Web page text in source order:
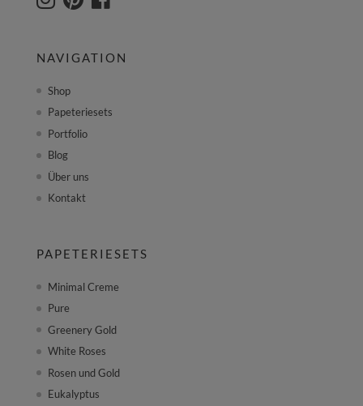
NAVIGATION
Shop
Papeteriesets
Portfolio
Blog
Über uns
Kontakt
PAPETERIESETS
Minimal Creme
Pure
Greenery Gold
White Roses
Rosen und Gold
Eukalyptus